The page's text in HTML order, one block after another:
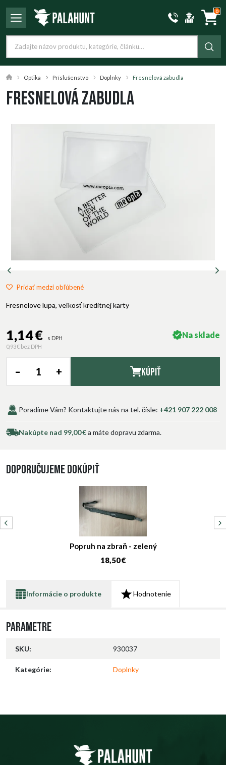
0
Optika Príslušenstvo Doplnky Fresnelová zabudla
Fresnelová zabudla
Pridať medzi obľúbené
Fresnelove lupa, veľkosť kreditnej karty
1,14 €
s DPH
0,93 € bez DPH
Na sklade
– + Kúpiť
Poradíme Vám? Kontaktujte nás na tel. čísle: +421 907 222 008
Nakúpte nad 99,00 €a máte dopravu zdarma.
Doporučujeme dokúpiť
Popruh na zbraň - zelený
18,50 €
Informácie o produkte Hodnotenie
Parametre
SKU: 930037
Kategórie: Doplnky